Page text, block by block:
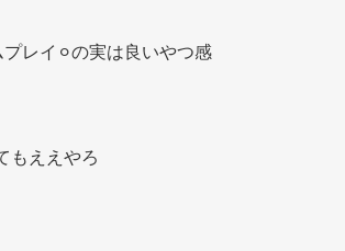
レイ⚪︎の実は良いやつ感
もええやろ